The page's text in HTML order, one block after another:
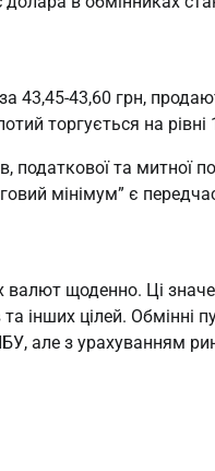
43,45-43,60 грн,
торгується на рівні
податкової та митної
мінімум” є
валют щоденно. Ці
інших цілей. Обмінні
але з урахуванням